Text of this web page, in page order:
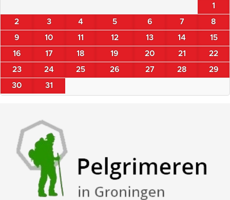
1
2 3 4 5 6 7 8
9 10 11 12 13 14 15
16 17 18 19 20 21 22
23 24 25 26 27 28 29
30 31